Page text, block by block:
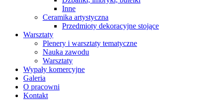
Inne
Ceramika artystyczna
Przedmioty dekoracyjne stojące
Warsztaty
Plenery i warsztaty tematyczne
Nauka zawodu
Warsztaty
Wypały komercyjne
Galeria
O pracowni
Kontakt